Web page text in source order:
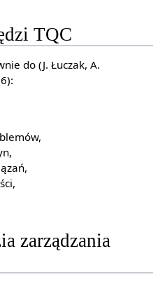
TQC
do (J. Łuczak, A.
zarządzania